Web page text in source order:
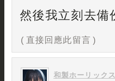
然後我立刻去
( 直接回應此留言 )
和製ホーリックス